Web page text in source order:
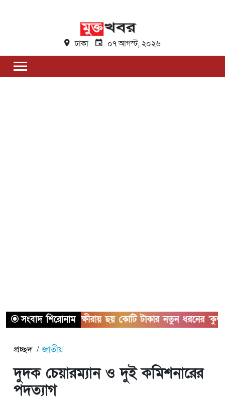
ঢাকা ০৭ আগস্ট, ২০২৬
সংবাদ শিরোনাম
সাতক্ষীরায় ছয় কোটি টাকার নতুন ধরনের ‘কুশ’
প্রচ্ছদ জাতীয়
দুদক চেয়ারম্যান ও দুই কমিশনারের
পদত্যাগ